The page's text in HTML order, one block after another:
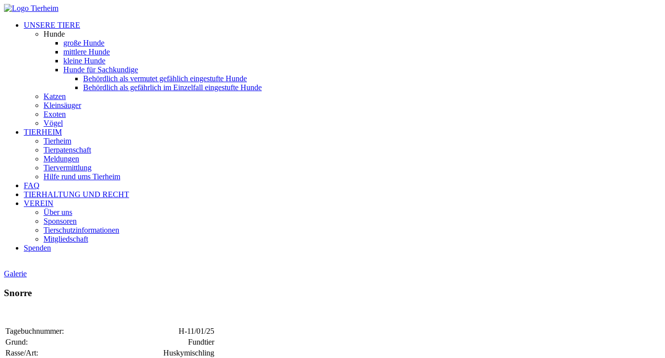
UNSERE TIERE
Hunde
große Hunde
mittlere Hunde
kleine Hunde
Hunde für Sachkundige
Behördlich als vermutet gefählich eingestufte Hunde
Behördlich als gefährlich im Einzelfall eingestufte Hunde
Katzen
Kleinsäuger
Exoten
Vögel
TIERHEIM
Tierheim
Tierpatenschaft
Meldungen
Tiervermittlung
Hilfe rund ums Tierheim
FAQ
TIERHALTUNG UND RECHT
VEREIN
Über uns
Sponsoren
Tierschutzinformationen
Mitgliedschaft
Spenden
Galerie
Snorre
Tagebuchnummer:
H-11/01/25
Grund:
Fundtier
Rasse/Art:
Huskymischling